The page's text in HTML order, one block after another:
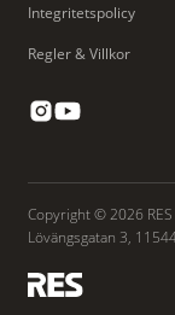
Integritetspolicy
Regler & Villkor
Copyright © 2026
Lövängsgatan 3,